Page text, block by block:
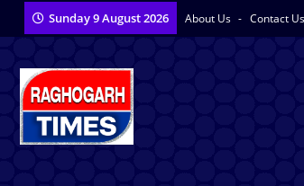
Sunday 9 August 2026 About Us Contact Us